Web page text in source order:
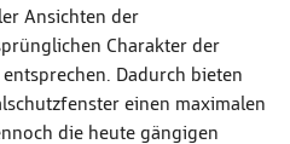
Ansichten der
Charakter der
Dadurch bieten
einen maximalen
die heute gängigen